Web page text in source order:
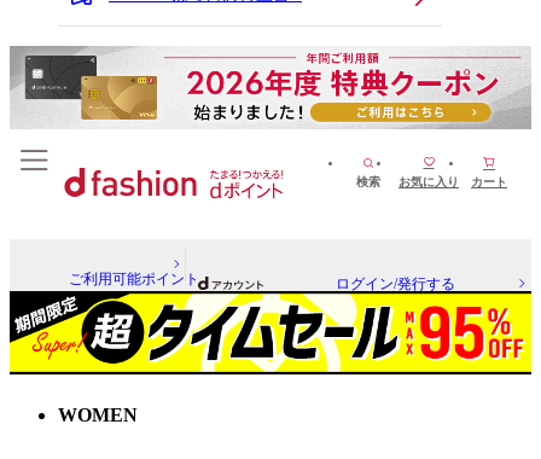
検索 お気に入り カート
ご利用可能ポイント ログイン/発行する
WOMEN